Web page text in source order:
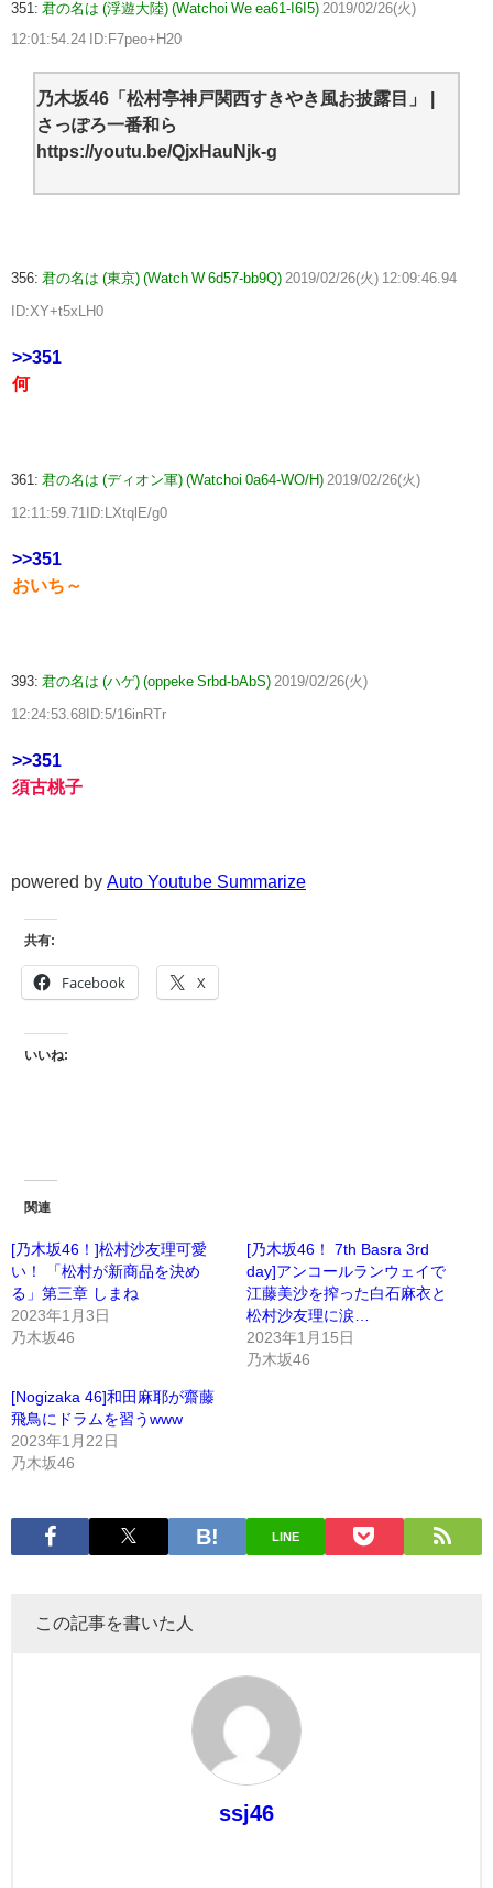
351: 君の名は (浮遊大陸) (Watchoi We ea61-I6I5) 2019/02/26(火)
12:01:54.24 ID:F7peo+H20
乃木坂46「松村亭神戸関西すきやき風お披露目」 |
さっぽろ一番和ら
https://youtu.be/QjxHauNjk-g
356: 君の名は (東京) (Watch W 6d57-bb9Q) 2019/02/26(火) 12:09:46.94
ID:XY+t5xLH0
>>351
何
361: 君の名は (ディオン軍) (Watchoi 0a64-WO/H) 2019/02/26(火)
12:11:59.71ID:LXtqlE/g0
>>351
おいち～
393: 君の名は (ハゲ) (oppeke Srbd-bAbS) 2019/02/26(火)
12:24:53.68ID:5/16inRTr
>>351
須古桃子
powered by Auto Youtube Summarize
共有:
Facebook X
いいね:
関連
[乃木坂46！]松村沙友理可愛
い！ 「松村が新商品を決め
る」第三章 しまね
2023年1月3日
乃木坂46
[乃木坂46！ 7th Basra 3rd
day]アンコールランウェイで
江藤美沙を搾った白石麻衣と
松村沙友理に涙…
2023年1月15日
乃木坂46
[Nogizaka 46]和田麻耶が齋藤
飛鳥にドラムを習うwww
2023年1月22日
乃木坂46
LINE
この記事を書いた人
ssj46